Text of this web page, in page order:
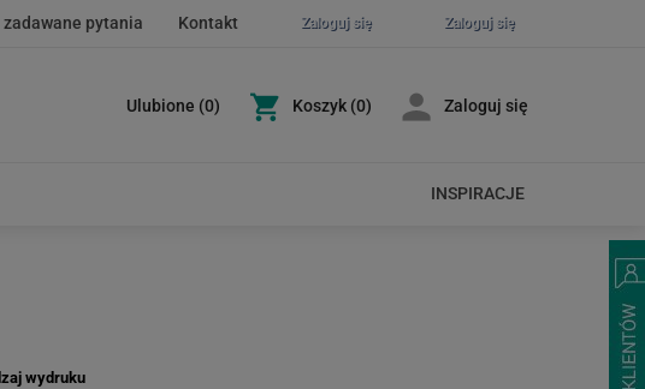
Zaloguj się
Zaloguj się
pytania Kontakt
Ulubione (0) Koszyk (0) Zaloguj się
INSPIRACJE
wydruku